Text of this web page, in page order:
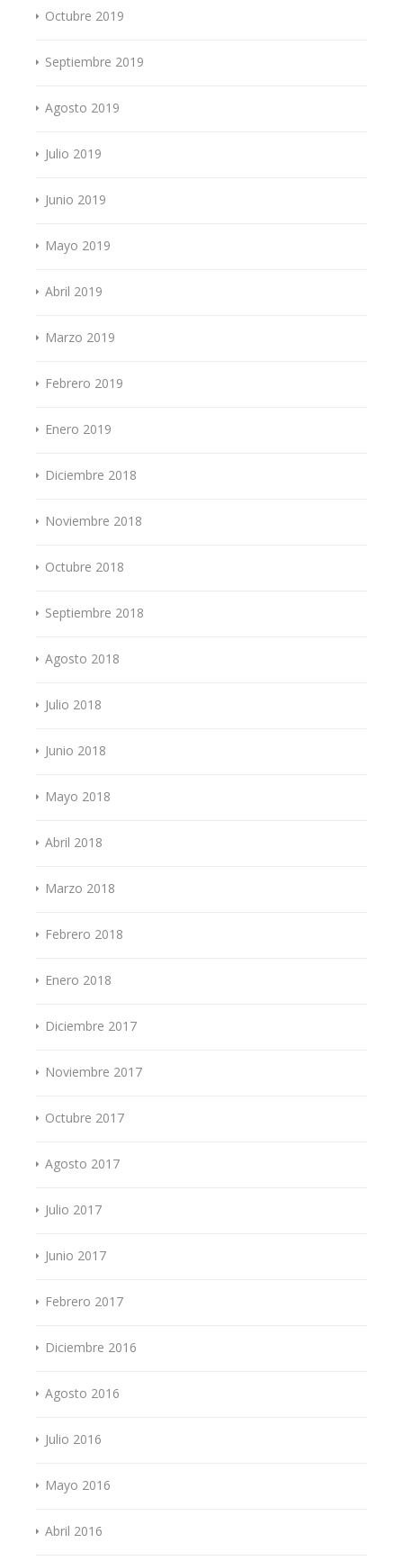
Octubre 2019
Septiembre 2019
Agosto 2019
Julio 2019
Junio 2019
Mayo 2019
Abril 2019
Marzo 2019
Febrero 2019
Enero 2019
Diciembre 2018
Noviembre 2018
Octubre 2018
Septiembre 2018
Agosto 2018
Julio 2018
Junio 2018
Mayo 2018
Abril 2018
Marzo 2018
Febrero 2018
Enero 2018
Diciembre 2017
Noviembre 2017
Octubre 2017
Agosto 2017
Julio 2017
Junio 2017
Febrero 2017
Diciembre 2016
Agosto 2016
Julio 2016
Mayo 2016
Abril 2016